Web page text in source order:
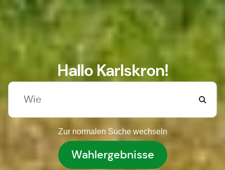
Hallo Karlskron!
Zur normalen Suche wechseln
Wahlergebnisse